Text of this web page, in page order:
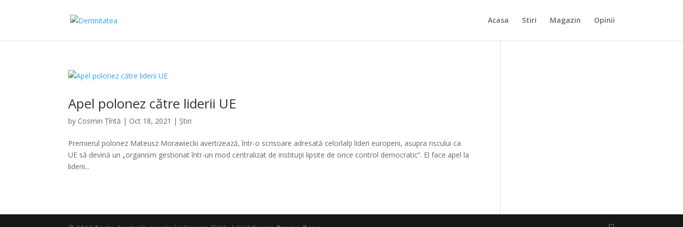
Acasa Stiri Magazin Opinii
Apel polonez către liderii UE
by Cosmin Țîntă | Oct 18, 2021 |Știri
Premierul polonez Mateusz Morawiecki avertizează, într-o scrisoare adresată celorlalţi lideri europeni, asupra riscului ca
UE să devină un „organism gestionat într-un mod centralizat de instituţii lipsite de orice control democratic”. El face apel la
liderii...